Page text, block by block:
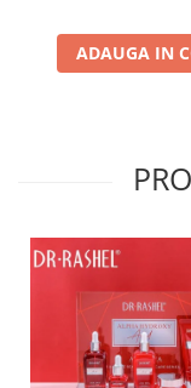
ADAUGA IN